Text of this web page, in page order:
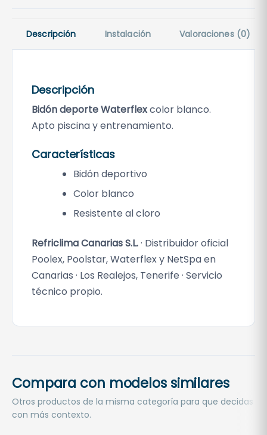
Descripción Instalación Valoraciones (0)
Descripción
Bidón deporte Waterflexcolor blanco.
Apto piscina y entrenamiento.
Características
Bidón deportivo
Color blanco
Resistente al cloro
Refriclima Canarias S.L.· Distribuidor oficial
Poolex, Poolstar, Waterflex y NetSpa en
Canarias · Los Realejos, Tenerife · Servicio
técnico propio.
Compara con modelos similares
Otros productos de la misma categoría para que decidas
con más contexto.